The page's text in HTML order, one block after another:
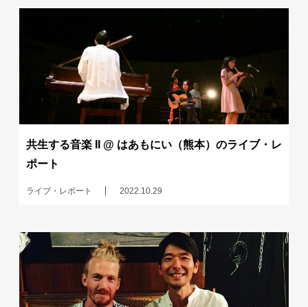
共生する音楽 II @ はあもにい（熊本）のライブ・レ
ポート
ライブ・レポート 2022.10.29